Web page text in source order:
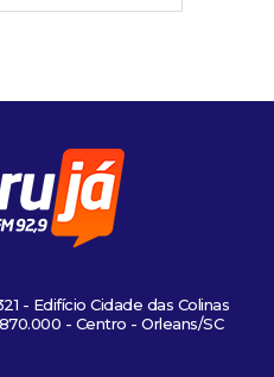
- Edifício Cidade das Colinas
- Centro - Orleans/SC